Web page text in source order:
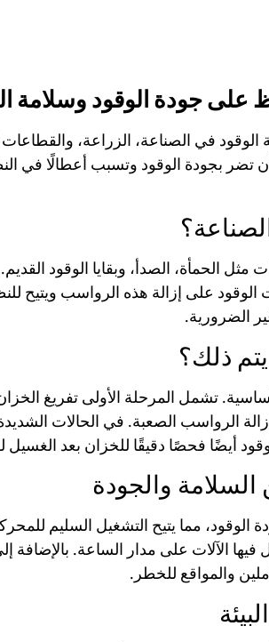
جودة الوقود وسلامة
في الصناعة، الزراعة،
بجودة الوقود وتسبب أعطالًا في
الحمأة، الصدأ، وبقايا الوقود
على إزالة هذه الرواسب ويتيح
الضرورية.
ذلك؟
تشمل المرحلة الأولى تفريغ
الصعبة. في الحالات
فحصًا دقيقًا للخزان بعد الغسيل
والجودة
مما يتيح التشغيل السليم
الآلات على مدار الساعة.
والمواقع للخطر.